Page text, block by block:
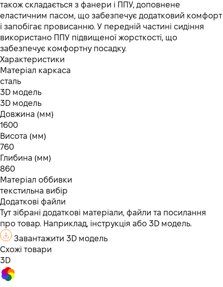
також складається з фанери і ППУ, доповнене
еластичним пасом, що забезпечує додатковий комфорт
і запобігає провисанню. У передній частині сидіння
використано ППУ підвищеної жорсткості, що
забезпечує комфортну посадку.
Характеристики
Матеріал каркаса
сталь
3D модель
3D модель
Довжина (мм)
1600
Висота (мм)
760
Глибина (мм)
860
Матеріал оббивки
текстильна вибір
Додаткові файли
Тут зібрані додаткові матеріали, файли та посилання
про товар. Наприклад, інструкція або 3D модель.
Завантажити 3D модель
Схожі товари
3D